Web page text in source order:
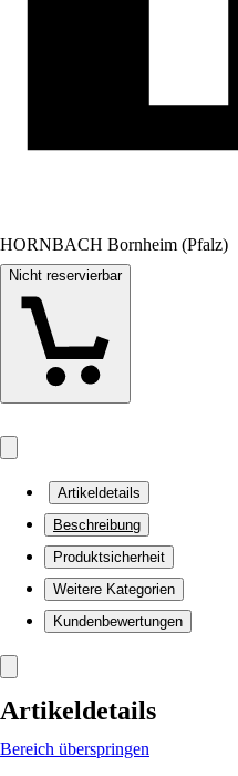
HORNBACH Bornheim (Pfalz)
Nicht reservierbar
Artikeldetails
Beschreibung
Produktsicherheit
Weitere Kategorien
Kundenbewertungen
Artikeldetails
Bereich überspringen